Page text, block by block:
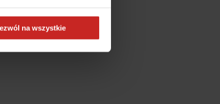
na wszystkie
information).